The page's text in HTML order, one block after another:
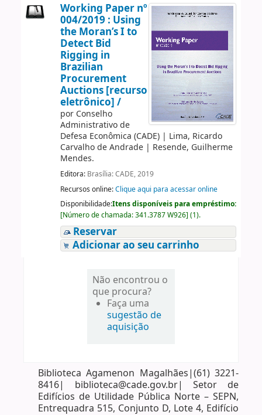
Working Paper nº
004/2019 : Using
the Moran’s I to
Detect Bid
Rigging in
Brazilian
Procurement
Auctions [recurso
eletrônico] /
por Conselho
Administrativo de
Defesa Econômica (CADE)| Lima, Ricardo
Carvalho de Andrade| Resende, Guilherme
Mendes.
Editora: Brasília: CADE, 2019
Recursos online:Clique aqui para acessar online
Disponibilidade:Itens disponíveis para empréstimo:
[Número de chamada:341.3787 W926] (1).
Reservar
Adicionar ao seu carrinho
Não encontrou o
que procura?
Faça uma
sugestão de
aquisição
Biblioteca Agamenon Magalhães|(61) 3221-
8416| biblioteca@cade.gov.br| Setor de
Edifícios de Utilidade Pública Norte – SEPN,
Entrequadra 515, Conjunto D, Lote 4, Edifício